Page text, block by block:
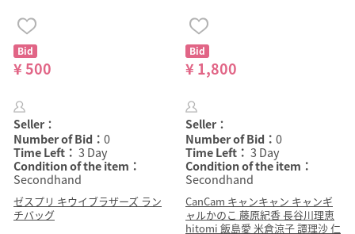
Bid
¥ 500
Seller：
Number of Bid： 0
Time Left： 3 Day
Condition of the item：
Secondhand
ゼスプリ キウイブラザーズ ラン
チバッグ
Bid
¥ 1,800
Seller：
Number of Bid： 0
Time Left： 3 Day
Condition of the item：
Secondhand
CanCam キャンキャン キャンギ
ャルかのこ 藤原紀香 長谷川理恵
hitomi 飯島愛 米倉涼子 譚理沙 仁